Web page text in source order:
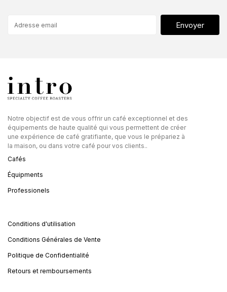
Envoyer
Notre objectif est de vous offrir un café exceptionnel et des
équipements de haute qualité qui vous permettent de créer
une expérience de café gratifiante, que vous le prépariez à
la maison, ou dans votre café pour vos clients..
Cafés
Équipments
Professionels
Conditions d'utilisation
Conditions Générales de Vente
Politique de Confidentialité
Retours et remboursements